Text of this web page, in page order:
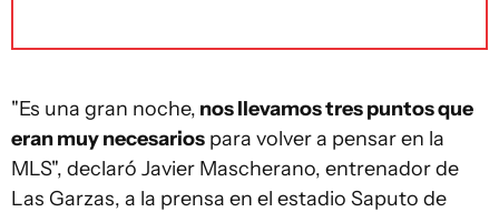
"Es una gran noche, nos llevamos tres puntos que
eran muy necesarios para volver a pensar en la
MLS", declaró Javier Mascherano, entrenador de
Las Garzas, a la prensa en el estadio Saputo de